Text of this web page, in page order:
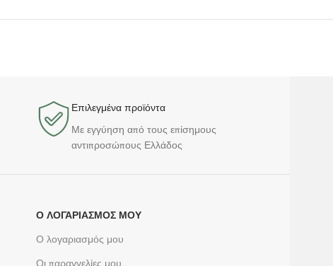
Επιλεγμένα προϊόντα​
Με εγγύηση από τους επίσημους
αντιπροσώπους Ελλάδος
Ο ΛΟΓΑΡΙΑΣΜΌΣ ΜΟΥ
Ο λογαριασμός μου
Οι παραγγελίες μου